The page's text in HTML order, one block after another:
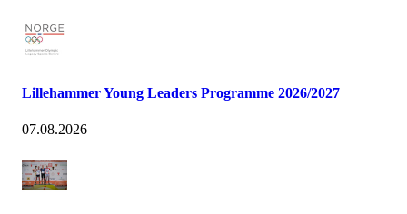
Lillehammer Young Leaders Programme 2026/2027
07.08.2026